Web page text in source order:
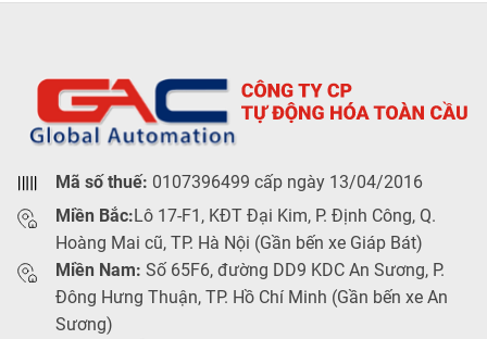
Mã số thuế: 0107396499 cấp ngày 13/04/2016
Miền Bắc:Lô 17-F1, KĐT Đại Kim, P. Định Công, Q.
Hoàng Mai cũ, TP. Hà Nội (Gần bến xe Giáp Bát)
Miền Nam: Số 65F6, đường DD9 KDC An Sương, P.
Đông Hưng Thuận, TP. Hồ Chí Minh (Gần bến xe An
Sương)